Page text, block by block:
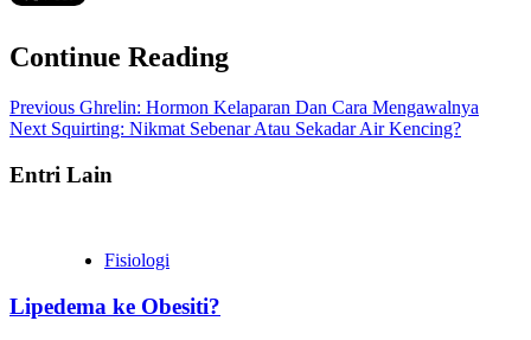
Continue Reading
Previous Ghrelin: Hormon Kelaparan Dan Cara Mengawalnya
Next Squirting: Nikmat Sebenar Atau Sekadar Air Kencing?
Entri Lain
Fisiologi
Lipedema ke Obesiti?